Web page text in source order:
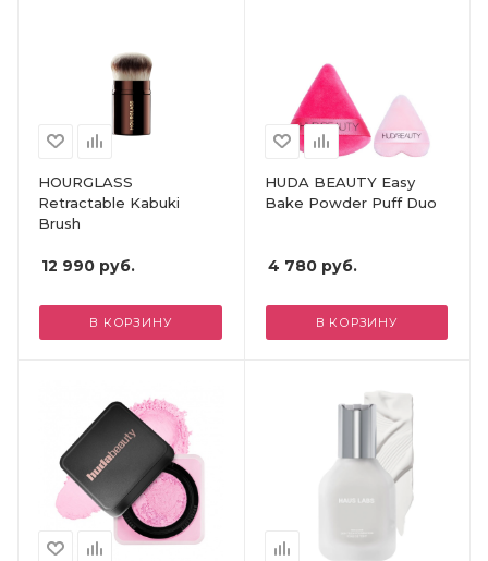
HOURGLASS
Retractable Kabuki
Brush
12 990 руб.
В КОРЗИНУ
HUDA BEAUTY Easy
Bake Powder Puff Duo
4 780руб.
В КОРЗИНУ